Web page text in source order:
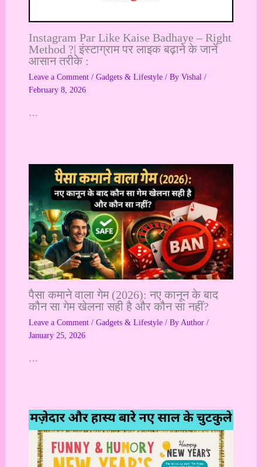
Instagram Par Like Kaise Badhaye – Right
Method ?| इंस्टाग्राम पर लाइक बढ़ाने के जानें
आसान तरीके :
Leave a Comment / Gadgets & Lifestyle/ By Vishal /
February 8, 2026
…
पैसा कमाने वाला गेम (2026): नए कानून के बाद
कौन सा गेम खेलना सही है और कौन सा नहीं?
Leave a Comment / Gadgets & Lifestyle/ By Author /
January 25, 2026
…